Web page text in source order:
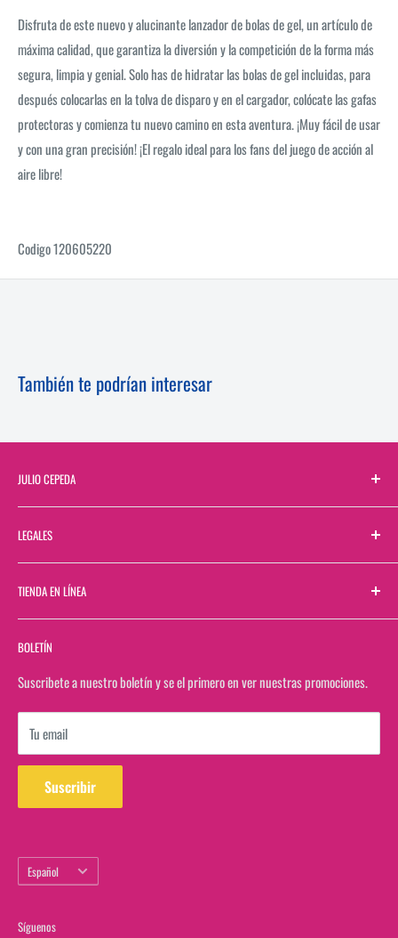
Disfruta de este nuevo y alucinante lanzador de bolas de gel, un artículo de
máxima calidad, que garantiza la diversión y la competición de la forma más
segura, limpia y genial. Solo has de hidratar las bolas de gel incluidas, para
después colocarlas en la tolva de disparo y en el cargador, colócate las gafas
protectoras y comienza tu nuevo camino en esta aventura. ¡Muy fácil de usar
y con una gran precisión! ¡El regalo ideal para los fans del juego de acción al
aire libre!
Codigo 120605220
También te podrían interesar
JULIO CEPEDA
Sobre Nosotros
Directorio de Sucursales
Contactanos
Bolsa de Trabajo
Bolsa de Trabajo Web
LEGALES
Términos y Condiciones
Aviso de Privacidad
TIENDA EN LÍNEA
Buscar
Facturación
Rastrea tu pedido en estafeta
Ver saldo de tarjeta de regalo
BOLETÍN
Suscribete a nuestro boletín y se el primero en ver nuestras promociones.
Tu email
Suscribir
Idioma
Español
Síguenos